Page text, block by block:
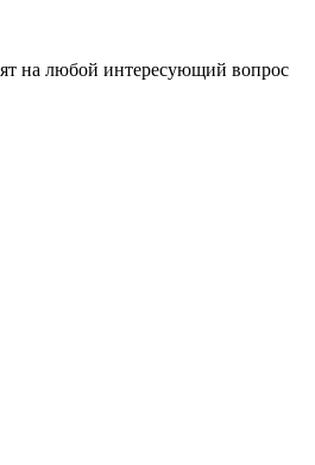
на любой интересующий вопрос